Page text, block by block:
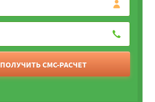
ПОЛУЧИТЬ СМС-РАСЧЕТ